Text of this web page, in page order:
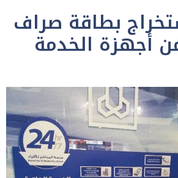
بطاقة صراف
أجهزة الخدمة